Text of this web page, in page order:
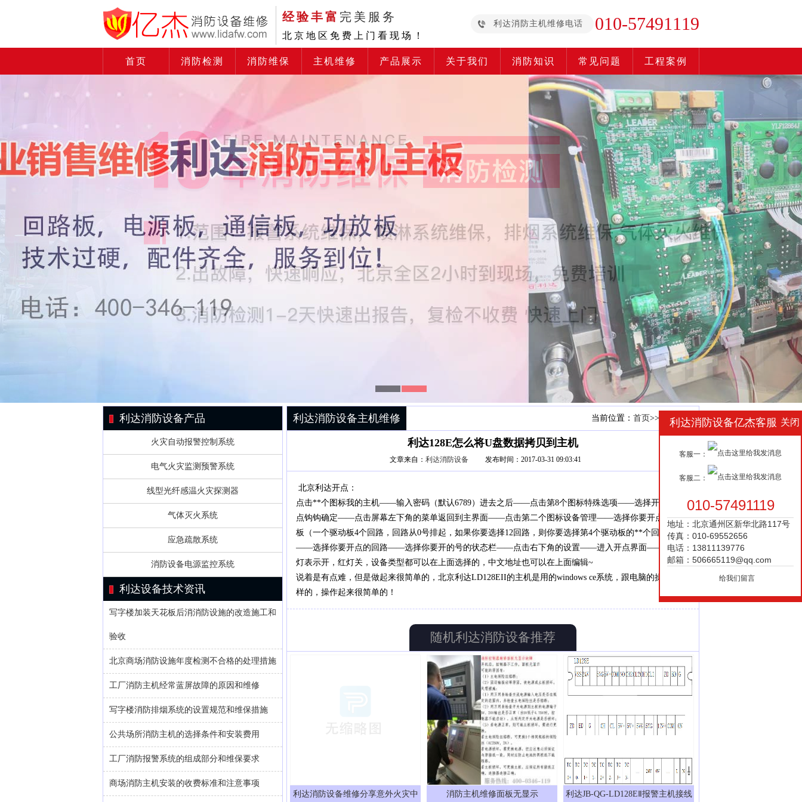
经验丰富 完美服务
北京地区免费上门看现场！
利达消防主机维修电话 010-57491119
首页 消防检测 消防维保 主机维修 产品展示 关于我们 消防知识 常见问题 工程案例
利达消防设备产品
火灾自动报警控制系统
电气火灾监测预警系统
线型光纤感温火灾探测器
气体灭火系统
应急疏散系统
消防设备电源监控系统
利达设备技术资讯
写字楼加装天花板后消消防设施的改造施工和
验收
北京商场消防设施年度检测不合格的处理措施
工厂消防主机经常蓝屏故障的原因和维修
写字楼消防排烟系统的设置规范和维保措施
公共场所消防主机的选择条件和安装费用
工厂消防报警系统的组成部分和维保要求
商场消防主机安装的收费标准和注意事项
利达消防设备主机维修 当前位置： 首页>> 主机维修
利达128E怎么将U盘数据拷贝到主机
文章来自： 利达消防设备 发布时间：2017-03-31 09:03:41
北京利达开点：
点击**个图标我的主机——输入密码（默认6789）进去之后——点击第8个图标特殊选项——选择开启——
点钩钩确定——点击屏幕左下角的菜单返回到主界面——点击第二个图标设备管理——选择你要开点的驱动
板（一个驱动板4个回路，回路从0号排起，如果你要选择12回路，则你要选择第4个驱动板的**个回路）
——选择你要开点的回路——选择你要开的号的状态栏——点击右下角的设置——进入开点界面——选择绿
灯表示开，红灯关，设备类型都可以在上面选择的，中文地址也可以在上面编辑~
说着是有点难，但是做起来很简单的，北京利达LD128EII的主机是用的windows ce系统，跟电脑的操作是一
样的，操作起来很简单的！
随机利达消防设备推荐
利达消防设备维修分享意外火灾中 消防主机维修面板无显示 利达JB-QG-LD128EⅡ报警主机接线
利达消防设备亿杰客服 关闭
客服一：
客服二：
010-57491119
地址：北京通州区新华北路117号
传真：010-69552656
电话：13811139776
邮箱：506665119@qq.com
给我们留言